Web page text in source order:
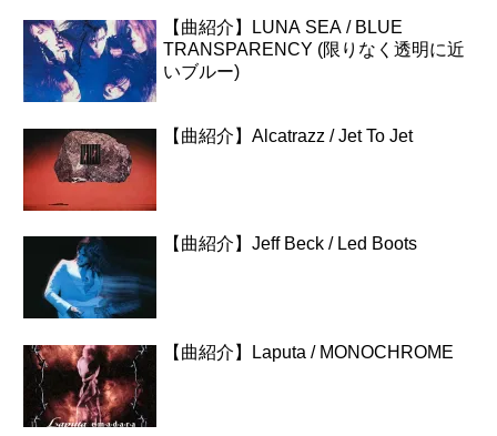
【曲紹介】LUNA SEA / BLUE
TRANSPARENCY (限りなく透明に近
いブルー)
【曲紹介】Alcatrazz / Jet To Jet
【曲紹介】Jeff Beck / Led Boots
【曲紹介】Laputa / MONOCHROME